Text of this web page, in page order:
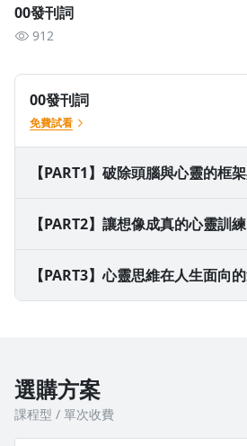
看清什麼是框架，開始學會突破限制與
讓想像成真的心靈訓練
學習如何掌握心靈的力量，啟動自己的
00發刊詞
912
00發刊詞
免費試看
【PART1】破除頭腦與心靈的框
01你所以為的自己和世界是真實的
02能夠扭轉奇蹟的心靈魔法
04植入潛意識的信念會成為常駐程
【PART2】讓想像成真的心靈訓
05啟動你的心靈運作系統
07如何有效掌握並使用你的力量
【PART3】心靈思維在人生面向
10金錢：你認為你值多少？
選購方案
課程型 / 單次收費